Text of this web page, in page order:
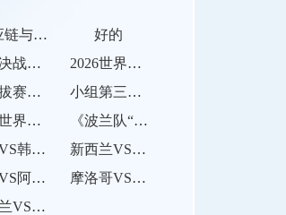
“供应链与赛场之间：美加墨世界杯的物流通关瓶颈”
好的
30天决战：世预赛出线后的体能极限冲刺
2026世界杯运动员睡眠监测智能穿戴设备技术标准
高海拔赛区用球充气压力自适应优化策略——基于2026年墨美加世界杯的工程验证
小组第三出线的理论积分阈值分析
2026世界杯翻车实录：那些提前告别赛场的豪门
《波兰队“东欧铁骑”出击！莱万能否打破“16强魔咒”？》
南非VS韩国直播南非VS韩国在线直播
新西兰VS埃及新西兰VS埃及直播
约旦VS阿尔及利亚约旦VS阿尔及利亚直播
摩洛哥VS海地摩洛哥VS海地直播
苏格兰VS巴西苏格兰VS巴西直播